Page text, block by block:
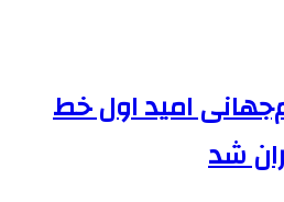
امید اول خط
شد